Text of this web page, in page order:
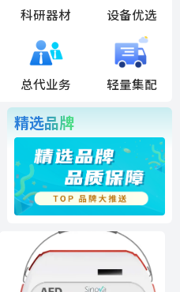
科研器材 设备优选
总代业务 轻量集配
精选品牌